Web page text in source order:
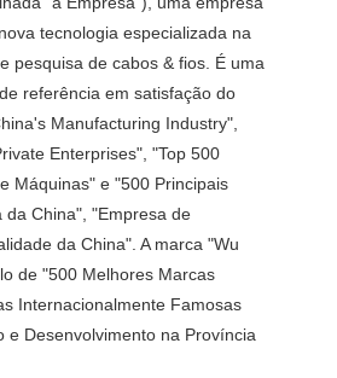
tecnologia especializada na
pesquisa de cabos & fios. É uma
referência em satisfação do
Manufacturing Industry",
Enterprises", "Top 500
Máquinas" e "500 Principais
da China", "Empresa de
da China". A marca "Wu
de "500 Melhores Marcas
Internacionalmente Famosas
e Desenvolvimento na Província